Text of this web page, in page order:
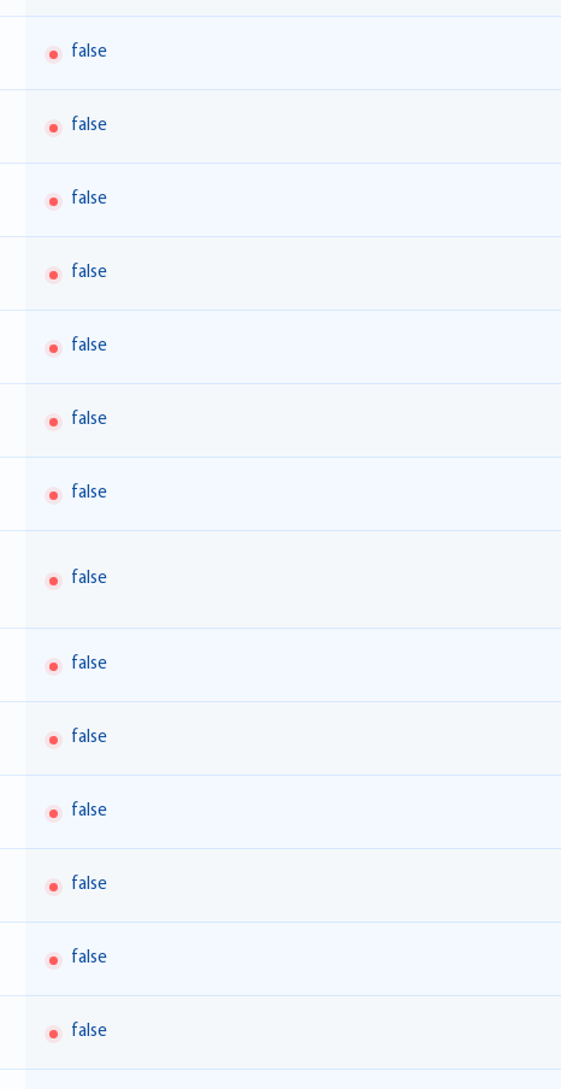
false
false
false
false
false
false
false
false
false
false
false
false
false
false